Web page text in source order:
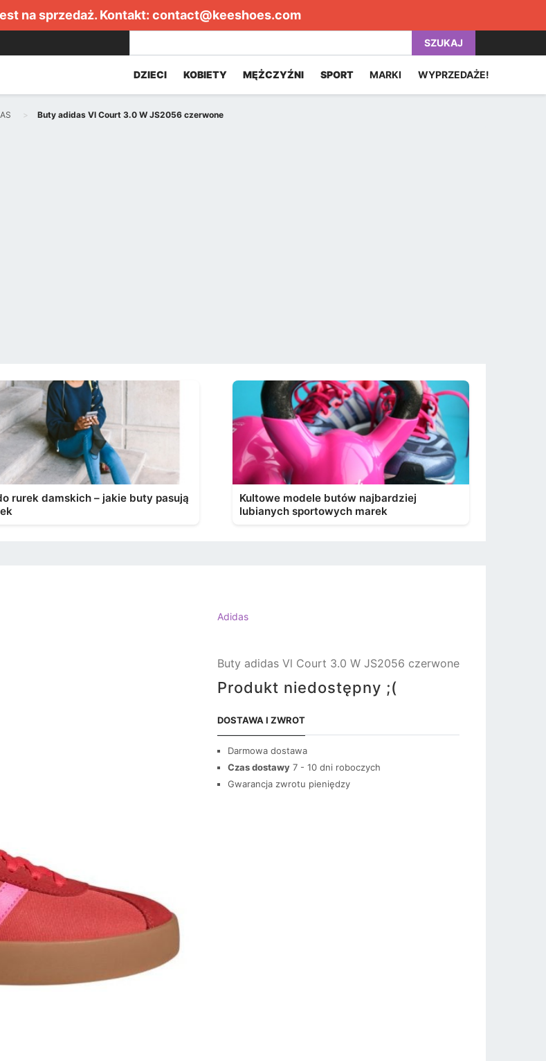
na sprzedaż. Kontakt: contact@keeshoes.com
SZUKAJ
DZIECI KOBIETY MĘŻCZYŹNI SPORT MARKI WYPRZEDAŻE!
Buty adidas Vl Court 3.0 W JS2056 czerwone
rurek damskich – jakie buty pasują
Kultowe modele butów najbardziej
lubianych sportowych marek
Adidas
Buty adidas Vl Court 3.0 W JS2056 czerwone
Produkt niedostępny ;(
DOSTAWA I ZWROT
Darmowa dostawa
Czas dostawy 7 - 10 dni roboczych
Gwarancja zwrotu pieniędzy